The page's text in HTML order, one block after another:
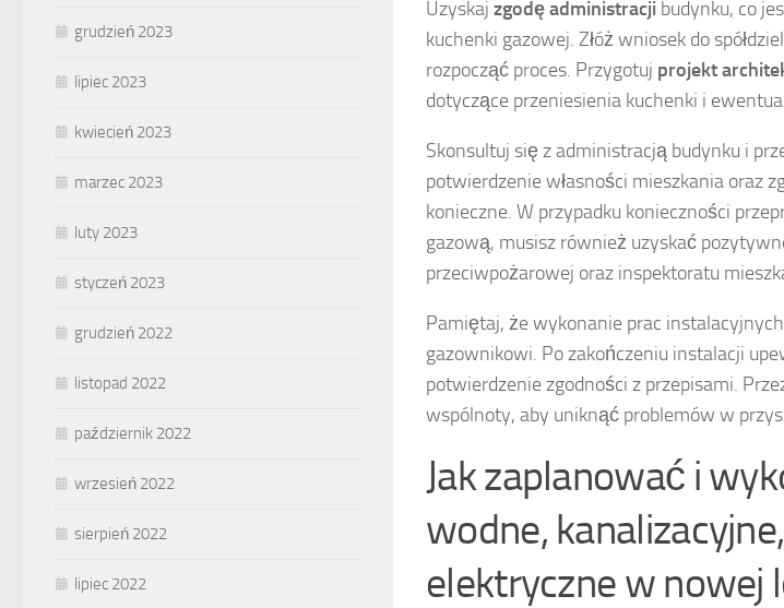
Uzyskaj zgodę administracji budynku, co
kuchenki gazowej. Złóż wniosek do
rozpocząć proces. Przygotuj projekt
dotyczące przeniesienia kuchenki i
Skonsultuj się z administracją budynku i
potwierdzenie własności mieszkania oraz
konieczne. W przypadku konieczności
gazową, musisz również uzyskać
przeciwpożarowej oraz inspektoratu
Pamiętaj, że wykonanie prac
gazownikowi. Po zakończeniu instalacji
potwierdzenie zgodności z przepisami.
wspólnoty, aby uniknąć problemów w
Jak zaplanować i
wodne,
elektryczne w nowej
grudzień 2023
lipiec 2023
kwiecień 2023
marzec 2023
luty 2023
styczeń 2023
grudzień 2022
listopad 2022
październik 2022
wrzesień 2022
sierpień 2022
lipiec 2022